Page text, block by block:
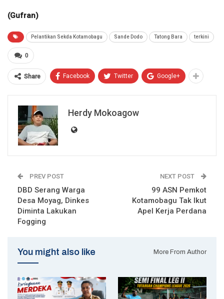
(Gufran)
Pelantikan Sekda Kotamobagu Sande Dodo Tatong Bara terkini
0
Share Facebook Twitter Google+
Herdy Mokoagow
PREV POST
DBD Serang Warga
Desa Moyag, Dinkes
Diminta Lakukan
Fogging
NEXT POST
99 ASN Pemkot
Kotamobagu Tak Ikut
Apel Kerja Perdana
You might also like More From Author